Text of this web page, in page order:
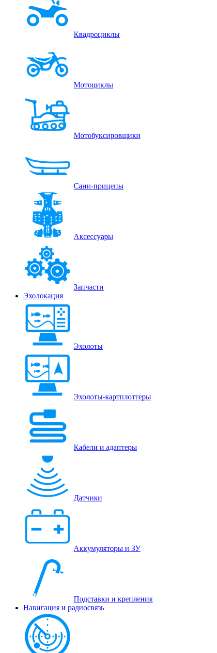
Квадроциклы
Мотоциклы
Мотобуксировщики
Сани-прицепы
Аксессуары
Запчасти
Эхолокация
Эхолоты
Эхолоты-картплоттеры
Кабели и адаптеры
Датчики
Аккумуляторы и ЗУ
Подставки и крепления
Навигация и радиосвязь